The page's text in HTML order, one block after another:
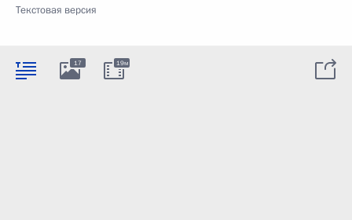
Текстовая версия
17 19м